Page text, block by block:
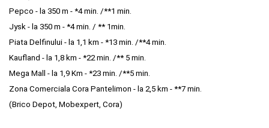
Pepco - la 350 m - *4 min. /**1 min.
Jysk - la 350 m - *4 min. / ** 1min.
Piata Delfinului - la 1,1 km - *13 min. /**4 min.
Kaufland - la 1,8 km - *22 min. /** 5 min.
Mega Mall - la 1,9 Km - *23 min. /**5 min.
Zona Comerciala Cora Pantelimon - la 2,5 km - **7 min.
(Brico Depot, Mobexpert, Cora)